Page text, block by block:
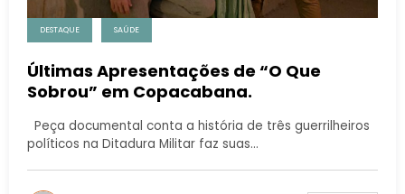
DESTAQUE SAÚDE
Últimas Apresentações de “O Que
Sobrou” em Copacabana.
Peça documental conta a história de três guerrilheiros
políticos na Ditadura Militar faz suas…